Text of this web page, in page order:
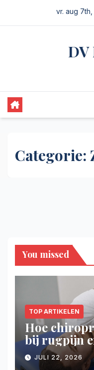
vr. aug
Categorie:
You missed
TOP ARTIKELEN
Hoe
bij rugpijn
JULI 22, 2026